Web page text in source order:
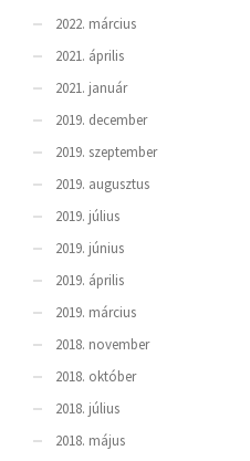
2022. március
2021. április
2021. január
2019. december
2019. szeptember
2019. augusztus
2019. július
2019. június
2019. április
2019. március
2018. november
2018. október
2018. július
2018. május